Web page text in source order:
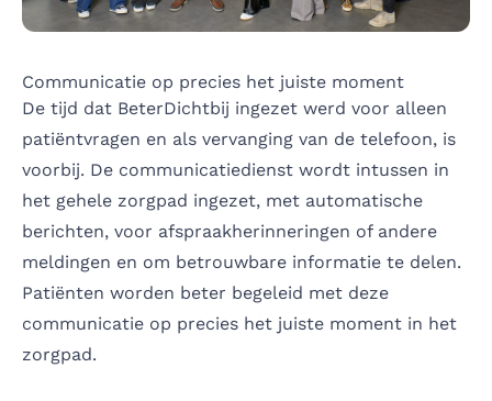
Communicatie op precies het juiste moment
De tijd dat BeterDichtbij ingezet werd voor alleen
patiëntvragen en als vervanging van de telefoon, is
voorbij. De communicatiedienst wordt intussen in
het gehele zorgpad ingezet, met automatische
berichten, voor afspraakherinneringen of andere
meldingen en om betrouwbare informatie te delen.
Patiënten worden beter begeleid met deze
communicatie op precies het juiste moment in het
zorgpad.